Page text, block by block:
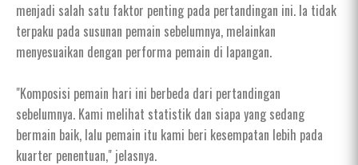
menjadi salah satu faktor penting pada pertandingan ini. Ia tidak
terpaku pada susunan pemain sebelumnya, melainkan
menyesuaikan dengan performa pemain di lapangan.
"Komposisi pemain hari ini berbeda dari pertandingan
sebelumnya. Kami melihat statistik dan siapa yang sedang
bermain baik, lalu pemain itu kami beri kesempatan lebih pada
kuarter penentuan," jelasnya.